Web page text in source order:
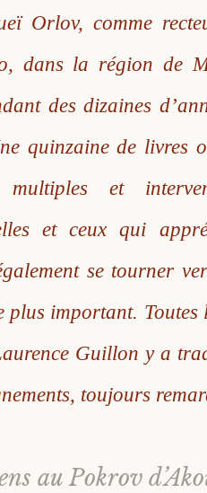
Orlov, comme
dans la région de
des dizaines
quinzaine de livres
multiples et
et ceux qui
se tourner
important. Toutes
Guillon y a
toujours
au Pokrov